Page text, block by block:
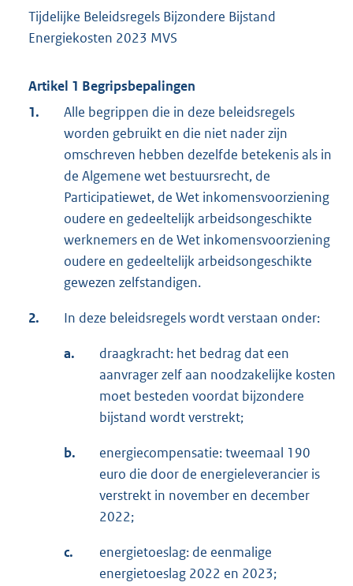
Tijdelijke Beleidsregels Bijzondere Bijstand
Energiekosten 2023 MVS
Artikel 1 Begripsbepalingen
1.
Alle begrippen die in deze beleidsregels
worden gebruikt en die niet nader zijn
omschreven hebben dezelfde betekenis als in
de Algemene wet bestuursrecht, de
Participatiewet, de Wet inkomensvoorziening
oudere en gedeeltelijk arbeidsongeschikte
werknemers en de Wet inkomensvoorziening
oudere en gedeeltelijk arbeidsongeschikte
gewezen zelfstandigen.
2. In deze beleidsregels wordt verstaan onder:
a.
draagkracht: het bedrag dat een
aanvrager zelf aan noodzakelijke kosten
moet besteden voordat bijzondere
bijstand wordt verstrekt;
b.
energiecompensatie: tweemaal 190
euro die door de energieleverancier is
verstrekt in november en december
2022;
c.
energietoeslag: de eenmalige
energietoeslag 2022 en 2023;